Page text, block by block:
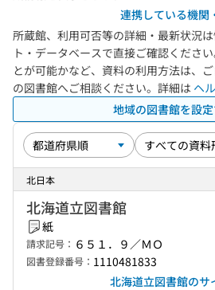
連携している機関
所蔵館、利用可否等の詳細・最新状況
ト・データベースで直接ご確認くださ
とが可能かなど、資料の利用方法は、
の図書館へご相談ください。詳細は ヘ
地域の図書館を設
北日本
北海道立図書館
紙
請求記号： ６５１．９／ＭＯ
図書登録番号： 1110481833
北海道立図書館の